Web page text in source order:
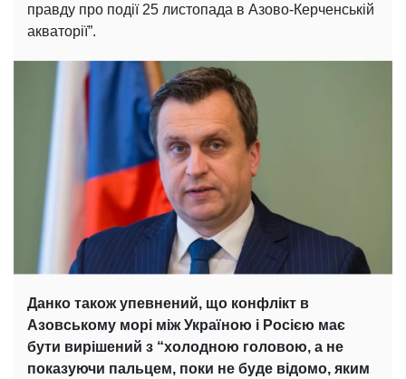
правду про події 25 листопада в Азово-Керченській
акваторії”.
Данко також упевнений, що конфлікт в
Азовському морі між Україною і Росією має
бути вирішений з “холодною головою, а не
показуючи пальцем, поки не буде відомо, яким